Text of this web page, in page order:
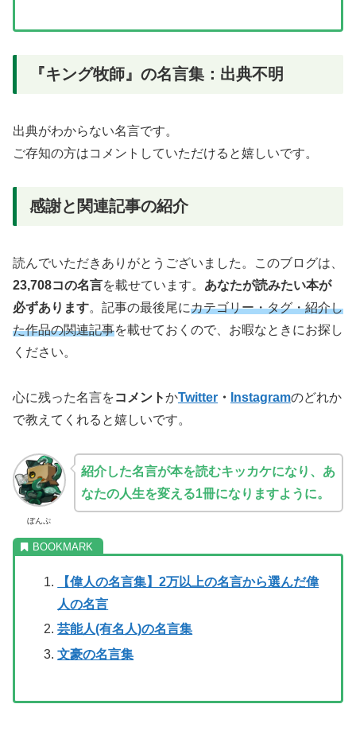
『キング牧師』の名言集：出典不明
出典がわからない名言です。
ご存知の方はコメントしていただけると嬉しいです。
感謝と関連記事の紹介
読んでいただきありがとうございました。このブログは、
23,708コの名言を載せています。 あなたが読みたい本が
必ずあります。記事の最後尾にカテゴリー・タグ・紹介し
た作品の関連記事を載せておくので、お暇なときにお探し
ください。
心に残った名言をコメントかTwitter ・ Instagramのどれか
で教えてくれると嬉しいです。
ぼんぷ
紹介した名言が本を読むキッカケになり、あ
なたの人生を変える1冊になりますように。
【偉人の名言集】2万以上の名言から選んだ偉
人の名言
芸能人(有名人)の名言集
文豪の名言集